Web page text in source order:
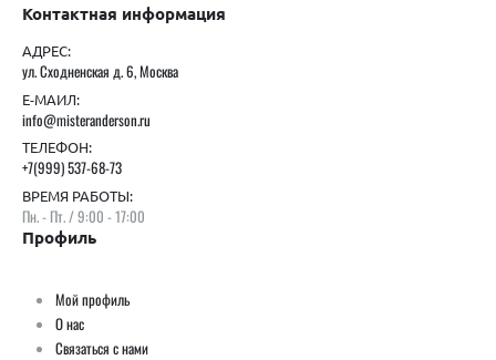
Контактная информация
АДРЕС:
ул. Сходненская д. 6, Москва
Е-МАИЛ:
info@misteranderson.ru
ТЕЛЕФОН:
+7(999) 537-68-73
ВРЕМЯ РАБОТЫ:
Пн. - Пт. / 9:00 - 17:00
Профиль
Мой профиль
О нас
Связаться с нами